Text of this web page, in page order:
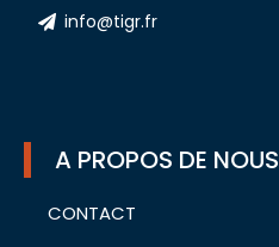
info@tigr.fr
A PROPOS DE NOUS
CONTACT